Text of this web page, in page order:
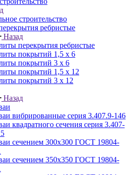
строительство
ребристые
Назад
перекрытия ребристые
покрытий 1,5 x 6
покрытий 3 x 6
покрытий 1,5 x 12
покрытий 3 x 12
Назад
вибрированные серия 3.407.9-146
квадратного сечения серия 3.407-
сечением 300х300 ГОСТ 19804-
сечением 350х350 ГОСТ 19804-